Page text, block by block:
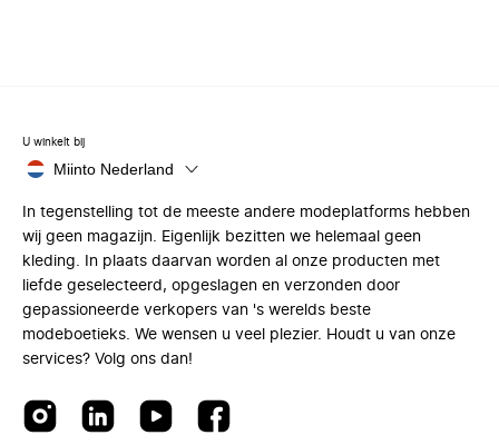
U winkelt bij
Miinto Nederland
In tegenstelling tot de meeste andere modeplatforms hebben
wij geen magazijn. Eigenlijk bezitten we helemaal geen
kleding. In plaats daarvan worden al onze producten met
liefde geselecteerd, opgeslagen en verzonden door
gepassioneerde verkopers van 's werelds beste
modeboetieks. We wensen u veel plezier. Houdt u van onze
services? Volg ons dan!